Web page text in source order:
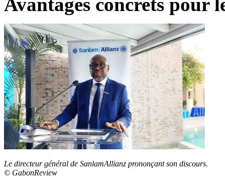
Le directeur général de SanlamAllianz prononçant son discours.
© GabonReview